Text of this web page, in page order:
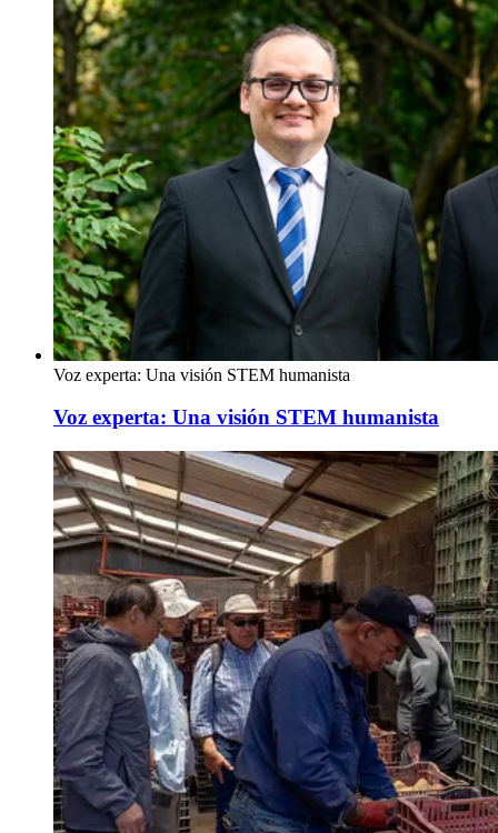
Voz experta: Una visión STEM humanista
Voz experta: Una visión STEM humanista